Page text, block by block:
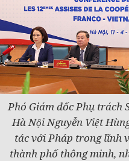
Phó Giám đốc Phụ trách
Hà Nội Nguyễn Việt
tác với Pháp trong lĩnh
thành phố thông minh,